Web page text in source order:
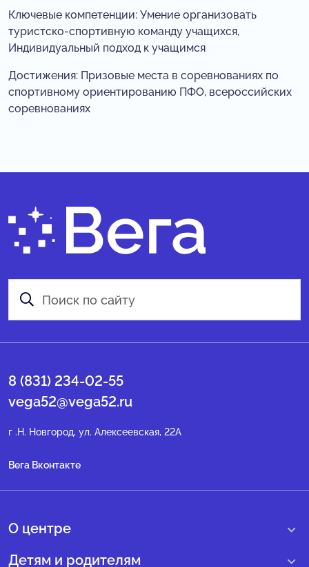
Ключевые компетенции: Умение организовать
туристско-спортивную команду учащихся,
Индивидуальный подход к учащимся
Достижения: Призовые места в соревнованиях по
спортивному ориентированию ПФО, всероссийских
соревнованиях
8 (831) 234-02-55
vega52@vega52.ru
г .Н. Новгород, ул. Алексеевская, 22А
Вега Вконтакте
О центре
О нас
Детям и родителям